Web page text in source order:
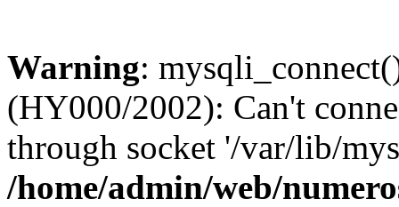
Warning:
(HY000/2002): Can't
through socket '/var/lib/
/home/admin/web/